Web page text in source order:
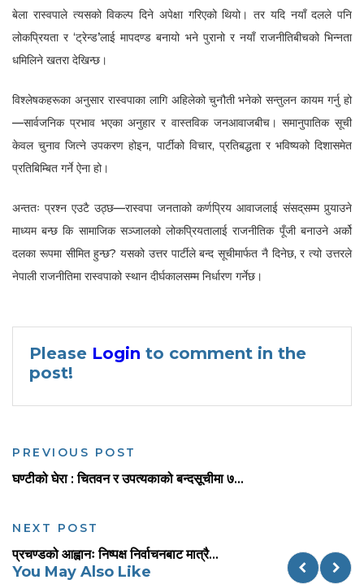
बेला रास्वपाले त्यसको विकल्प दिने अपेक्षा गरिएको थियो। तर यदि नयाँ दलले पनि
लोकप्रियता र ‘ट्रेन्ड’लाई मापदण्ड बनायो भने पुरानो र नयाँ राजनीतिबीचको भिन्नता
धमिलिने खतरा देखिन्छ।
विश्लेषकहरूका अनुसार रास्वपाका लागि अहिलेको चुनौती भनेको सन्तुलन कायम गर्नु हो
—सार्वजनिक प्रभाव भएका अनुहार र वास्तविक जनआवाजबीच। समानुपातिक सूची
केवल चुनाव जित्ने उपकरण होइन, पार्टीको विचार, प्रतिबद्धता र भविष्यको दिशासमेत
प्रतिबिम्बित गर्ने ऐना हो।
अन्ततः प्रश्न एउटै उठ्छ—रास्वपा जनताको कर्णप्रिय आवाजलाई संसद्‌सम्म पुर्‍याउने
माध्यम बन्छ कि सामाजिक सञ्जालको लोकप्रियतालाई राजनीतिक पूँजी बनाउने अर्को
दलका रूपमा सीमित हुन्छ? यसको उत्तर पार्टीले बन्द सूचीमार्फत नै दिनेछ, र त्यो उत्तरले
नेपाली राजनीतिमा रास्वपाको स्थान दीर्घकालसम्म निर्धारण गर्नेछ।
Please Login to comment in the
post!
PREVIOUS POST
घण्टीको घेरा : चितवन र उपत्यकाको बन्दसूचीमा ७...
NEXT POST
प्रचण्डको आह्वानः निष्पक्ष निर्वाचनबाट मात्रै...
You May Also Like